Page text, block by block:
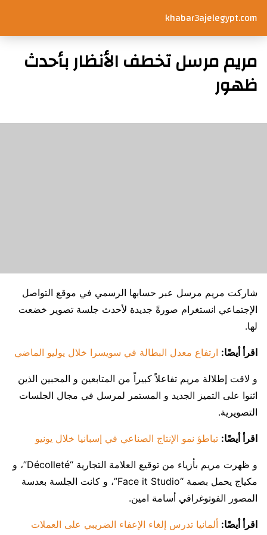
khabar3ajelegypt.com
مريم مرسل تخطف الأنظار بأحدث
ظهور
شاركت مريم مرسل عبر حسابها الرسمي في موقع التواصل
الإجتماعي انستغرام صورةً جديدة لأحدث جلسة تصوير خضعت
لها.
اقرأ أيضًا: ارتفاع معدل البطالة في سويسرا خلال يوليو الماضي
و لاقت إطلالة مريم تفاعلاً كبيراً من المتابعين و المحبين الذين
اثنوا على التميز الجديد و المستمر لمرسل في مجال الجلسات
التصويرية.
اقرأ أيضًا: تباطؤ نمو الإنتاج الصناعي في إسبانيا خلال يونيو
و ظهرت مريم بأزياء من توقيع العلامة التجارية “Décolleté”، و
مكياج يحمل بصمة “Face it Studio”، و كانت الجلسة بعدسة
المصور الفوتوغرافي أسامة امين.
اقرأ أيضًا: ألمانيا تدرس إلغاء الإعفاء الضريبي على العملات